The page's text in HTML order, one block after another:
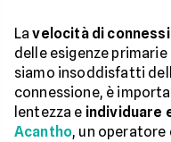
Lavelocità di
delle esigenze
siamo insoddisfatti
connessione, è
lentezza e individuare
Acantho, un operatore